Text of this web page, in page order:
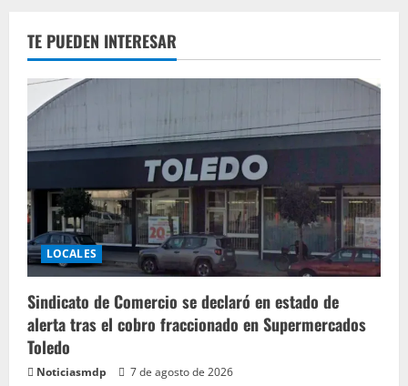
TE PUEDEN INTERESAR
LOCALES
Sindicato de Comercio se declaró en estado de
alerta tras el cobro fraccionado en Supermercados
Toledo
Noticiasmdp 7 de agosto de 2026